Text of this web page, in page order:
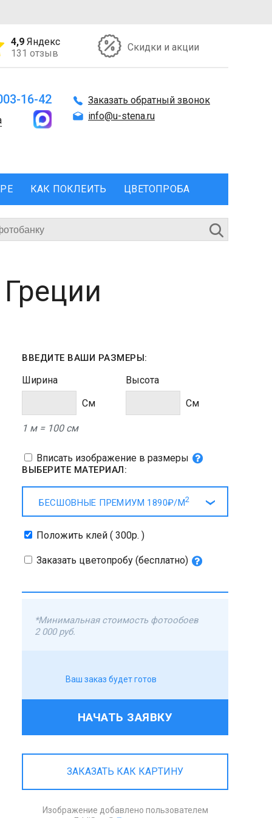
4,9 Яндекс
131 отзыв
Скидки и акции
16-42
Заказать обратный звонок
info@u-stena.ru
КАК ПОКЛЕИТЬ ЦВЕТОПРОБА
ВВЕДИТЕ ВАШИ РАЗМЕРЫ:
Ширина
Cм
Высота
Cм
1 м = 100 см
Вписать изображение в размеры
ВЫБЕРИТЕ МАТЕРИАЛ:
БЕСШОВНЫЕ ПРЕМИУМ 1890₽/М2
Положить клей ( 300р. )
Заказать цветопробу (бесплатно)
*Минимальная стоимость фотообоев
2 000 руб.
Ваш заказ будет готов
НАЧАТЬ ЗАЯВКУ
ЗАКАЗАТЬ КАК КАРТИНУ
Изображение добавлено пользователем